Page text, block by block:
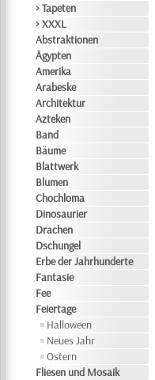
> Tapeten
> XXXL
Abstraktionen
Ägypten
Amerika
Arabeske
Architektur
Azteken
Band
Bäume
Blattwerk
Blumen
Chochloma
Dinosaurier
Drachen
Dschungel
Erbe der Jahrhunderte
Fantasie
Fee
Feiertage
Halloween
Neues Jahr
Ostern
Fliesen und Mosaik